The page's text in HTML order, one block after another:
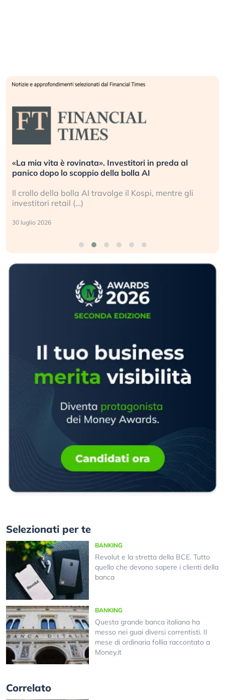
«La mia vita è rovinata». Investitori in preda al
panico dopo lo scoppio della bolla AI
Il crollo della bolla AI travolge il Kospi, mentre gli
investitori retail (…)
30 luglio 2026
Selezionati per te
BANKING
Revolut e la stretta della BCE. Tutto
quello che devono sapere i clienti della
banca
BANKING
Questa grande banca italiana ha
messo nei guai diversi correntisti. Il
mese di ordinaria follia raccontato a
Money.it
Correlato